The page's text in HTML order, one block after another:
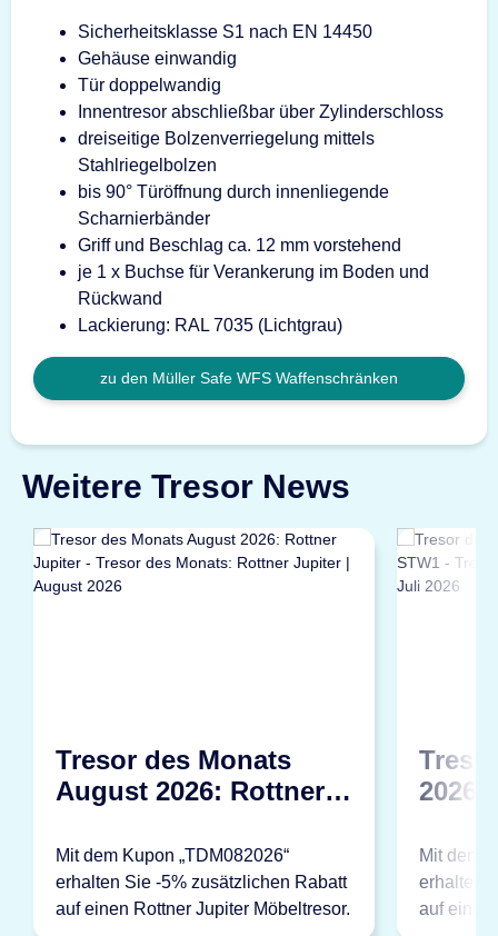
Sicherheitsklasse S1 nach EN 14450
Gehäuse einwandig
Tür doppelwandig
Innentresor abschließbar über Zylinderschloss
dreiseitige Bolzenverriegelung mittels
Stahlriegelbolzen
bis 90° Türöffnung durch innenliegende
Scharnierbänder
Griff und Beschlag ca. 12 mm vorstehend
je 1 x Buchse für Verankerung im Boden und
Rückwand
Lackierung: RAL 7035 (Lichtgrau)
zu den Müller Safe WFS Waffenschränken
Weitere Tresor News
Tresor des Monats
August 2026: Rottner
Mit dem Kupon „TDM082026“
erhalten Sie -5% zusätzlichen Rabatt
auf einen Rottner Jupiter Möbeltresor.
2026:
Mit dem
erhalten
auf einen